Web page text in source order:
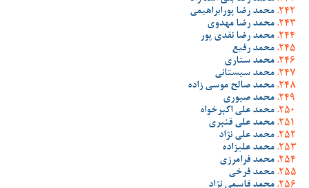
محمد رضا پورابراهیمی
محمد رضا مهدوی
محمد رضا نقدی پور
محمد رفیع
محمد ستاری
محمد سیستانی
محمد صالح موسی زاده
محمد صبوری
محمد علی اکبرخواه
محمد علی قنبری
محمد علی نژاد
محمد علیزاده
محمد فرامرزی
محمد فرخی
محمد قاسمی نژاد